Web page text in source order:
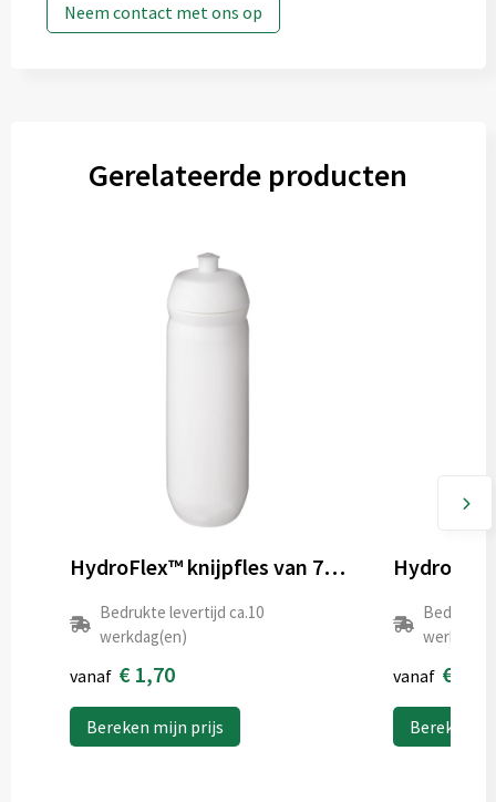
Neem contact met ons op
Gerelateerde producten
HydroFlex™ knijpfles van 750 ml
Bedrukte levertijd ca.10
werkdag(en)
vanaf € 1,70
Bereken mijn prijs
Bedrukte
vanaf €
Bereken